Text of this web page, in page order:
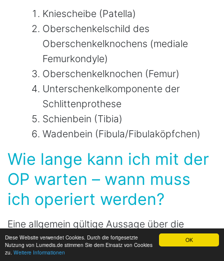
OK
Diese Website verwendet Cookies. Durch die fortgesetzte
Nutzung von Lumedis.de stimmen Sie dem Einsatz von Cookies
zu. Weitere Informationen
Kniescheibe (Patella)
Oberschenkelschild des
Oberschenkelknochens (mediale
Femurkondyle)
Oberschenkelknochen (Femur)
Unterschenkelkomponente der
Schlittenprothese
Schienbein (Tibia)
Wadenbein (Fibula/Fibulaköpfchen)
Wie lange kann ich mit der
OP warten – wann muss
ich operiert werden?
Eine allgemein gültige Aussage über die
Wartezeit bis zu einer notwendigen Operation
mit einer Knieprothese kann nicht getroffen